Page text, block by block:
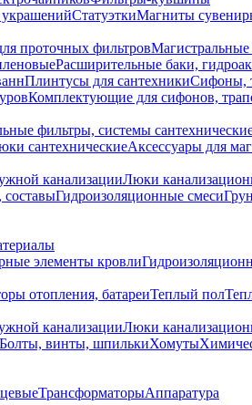
СтатуэткиМагниты
проточных фильтров
Расширительные баки,
Плинтусы для сантехникиСифоны,
Комплектующие для сифонов,
фильтры, системы
сантехническиеАксессуары для
канализацииЛюки
составыГидроизоляционные смеси
элементы кровли
отопления, батареиТеплый пол
канализацииЛюки
Болты, винты, шпилькиХомуты
ТрансформаторыАппаратура